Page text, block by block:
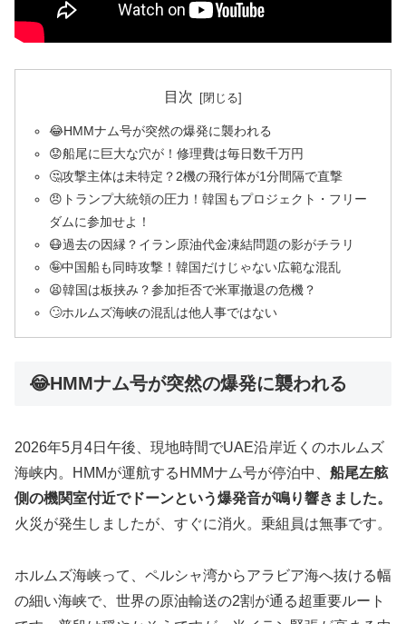
目次
😂HMMナム号が突然の爆発に襲われる
😟船尾に巨大な穴が！修理費は毎日数千万円
🤔攻撃主体は未特定？2機の飛行体が1分間隔で直撃
😠トランプ大統領の圧力！韓国もプロジェクト・フリー
ダムに参加せよ！
😷過去の因縁？イラン原油代金凍結問題の影がチラリ
🤪中国船も同時攻撃！韓国だけじゃない広範な混乱
😫韓国は板挟み？参加拒否で米軍撤退の危機？
🙄ホルムズ海峡の混乱は他人事ではない
😂HMMナム号が突然の爆発に襲われる
2026年5月4日午後、現地時間でUAE沿岸近くのホルムズ
海峡内。HMMが運航するHMMナム号が停泊中、 船尾左舷
側の機関室付近でドーンという爆発音が鳴り響きました。
火災が発生しましたが、すぐに消火。乗組員は無事です。
ホルムズ海峡って、ペルシャ湾からアラビア海へ抜ける幅
の細い海峡で、世界の原油輸送の2割が通る超重要ルート